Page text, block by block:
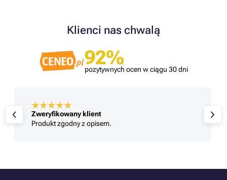
Klienci nas chwalą
92%
pozytywnych ocen w ciągu 30 dni
Zweryfikowany klient
Produkt zgodny z opisem.